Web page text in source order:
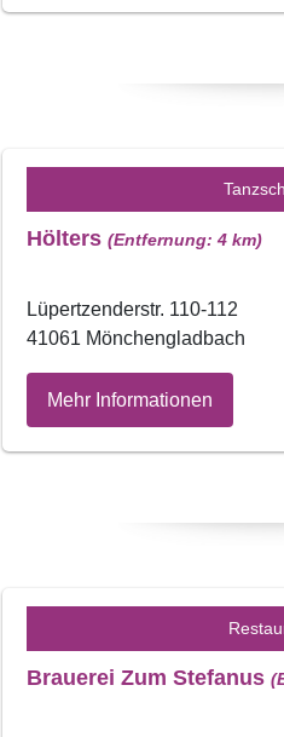
Hölters (Entfernung: 4 km)
Lüpertzenderstr. 110-112
41061 Mönchengladbach
Mehr Informationen
Brauerei Zum Stefanus